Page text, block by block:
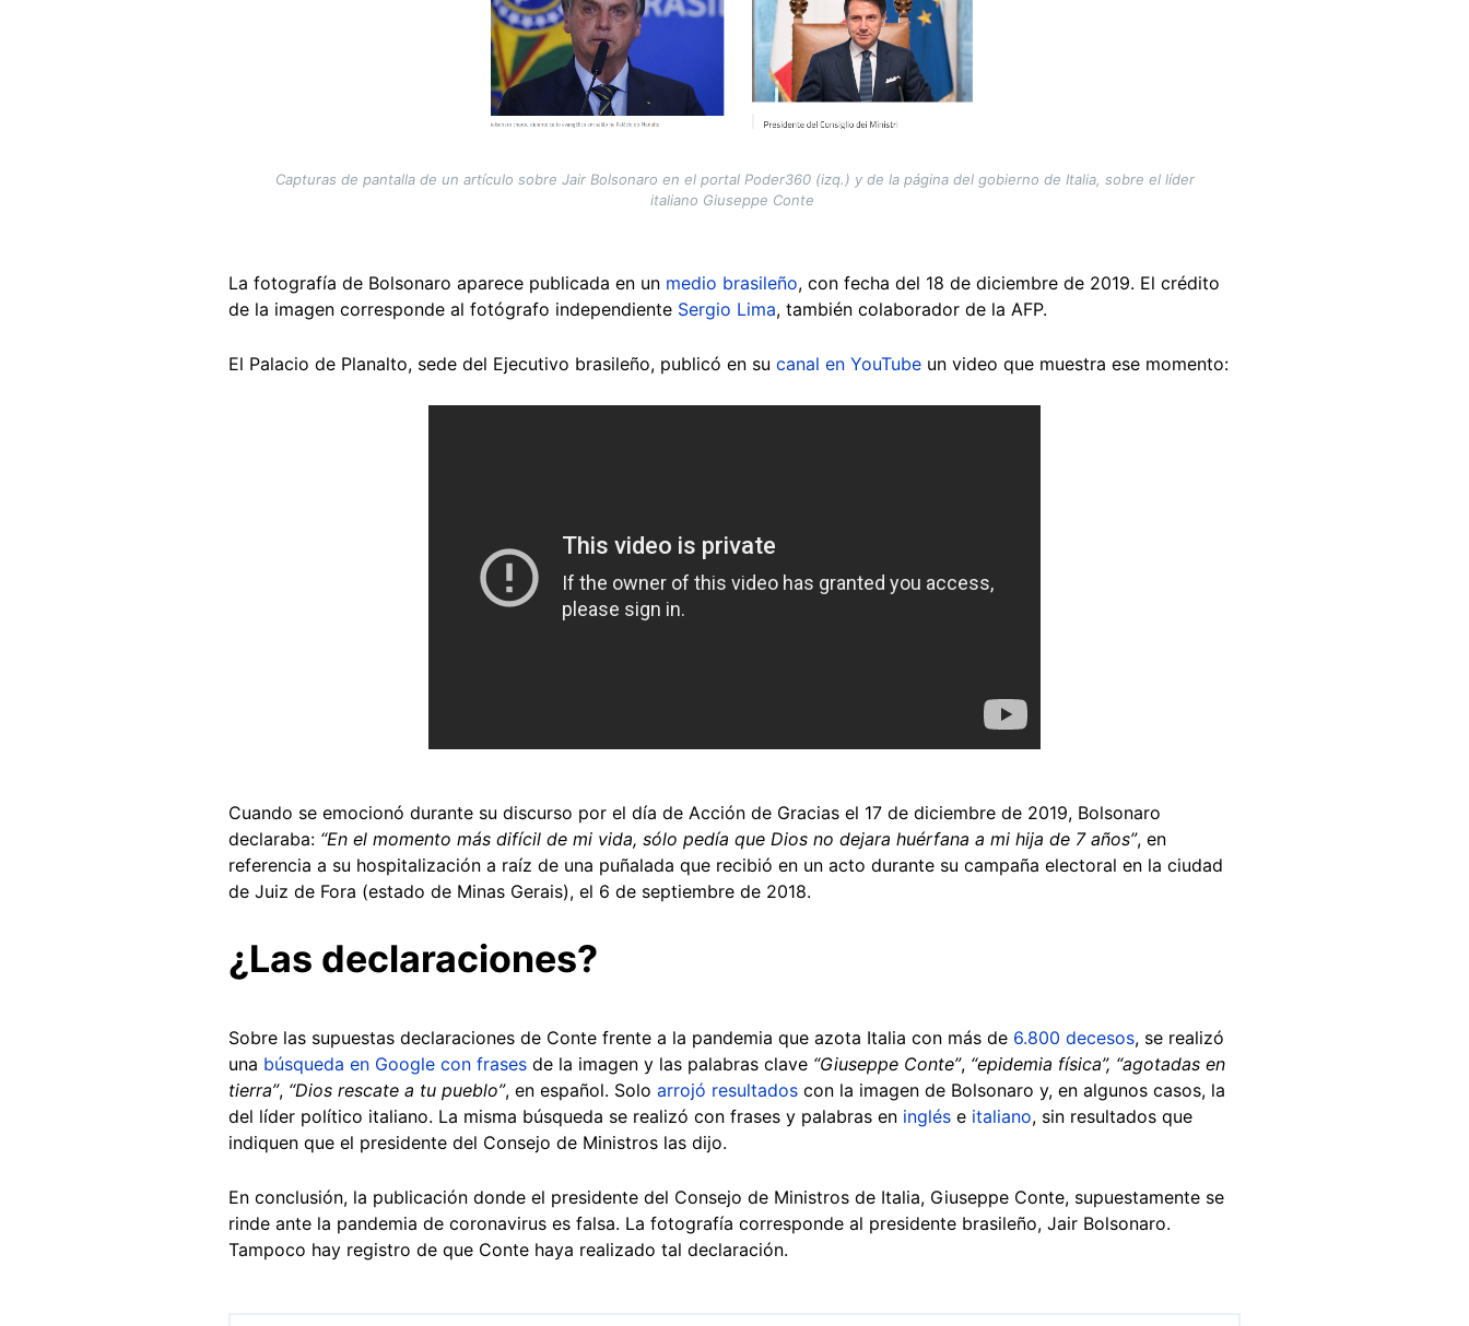
Capturas de pantalla de un artículo sobre Jair Bolsonaro en el portal Poder360 (izq.) y de la página del gobierno de Italia, sobre el líder
italiano Giuseppe Conte
La fotografía de Bolsonaro aparece publicada en un medio brasileño, con fecha del 18 de diciembre de 2019. El crédito
de la imagen corresponde al fotógrafo independiente Sergio Lima, también colaborador de la AFP.
El Palacio de Planalto, sede del Ejecutivo brasileño, publicó en su canal en YouTube un video que muestra ese momento:
Cuando se emocionó durante su discurso por el día de Acción de Gracias el 17 de diciembre de 2019, Bolsonaro
declaraba: “En el momento más difícil de mi vida, sólo pedía que Dios no dejara huérfana a mi hija de 7 años”, en
referencia a su hospitalización a raíz de una puñalada que recibió en un acto durante su campaña electoral en la ciudad
de Juiz de Fora (estado de Minas Gerais), el 6 de septiembre de 2018.
¿Las declaraciones?
Sobre las supuestas declaraciones de Conte frente a la pandemia que azota Italia con más de 6.800 decesos, se realizó
una búsqueda en Google con frases de la imagen y las palabras clave “Giuseppe Conte”, “epidemia física”, “agotadas en
tierra”, “Dios rescate a tu pueblo”, en español. Solo arrojó resultados con la imagen de Bolsonaro y, en algunos casos, la
del líder político italiano. La misma búsqueda se realizó con frases y palabras en inglés e italiano, sin resultados que
indiquen que el presidente del Consejo de Ministros las dijo.
En conclusión, la publicación donde el presidente del Consejo de Ministros de Italia, Giuseppe Conte, supuestamente se
rinde ante la pandemia de coronavirus es falsa. La fotografía corresponde al presidente brasileño, Jair Bolsonaro.
Tampoco hay registro de que Conte haya realizado tal declaración.